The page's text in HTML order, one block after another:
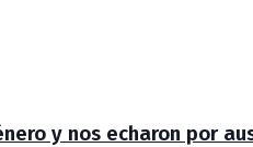
y nos echaron por